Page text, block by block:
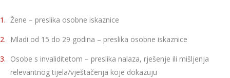
Žene – preslika osobne iskaznice
Mladi od 15 do 29 godina – preslika osobne iskaznice
Osobe s invaliditetom – preslika nalaza, rješenje ili mišljenja
relevantnog tijela/vještačenja koje dokazuju